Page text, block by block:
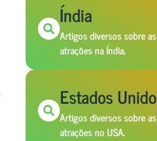
Índia
Artigos diversos sobre
atrações na Índia.
Estados
Artigos diversos sobre
atrações no USA.